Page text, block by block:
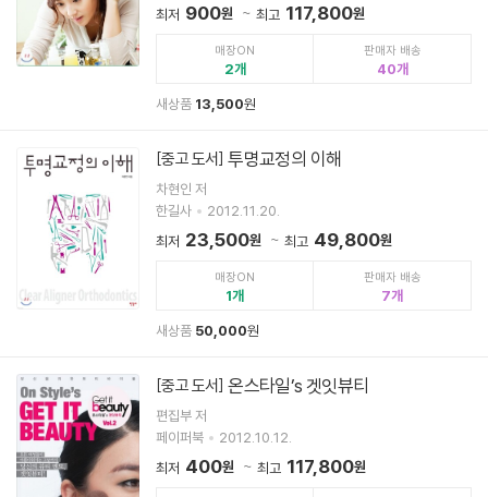
최저 900원 최고 117,800원
매장ON
2
판매자 배송
40
새상품 13,500원
[중고 도서] 투명교정의 이해
차현인 저
한길사
2012.11.20.
최저 23,500원 최고 49,800원
매장ON
1
판매자 배송
7
새상품 50,000원
[중고 도서] 온스타일’s 겟잇뷰티
편집부 저
페이퍼북
2012.10.12.
최저 400원 최고 117,800원